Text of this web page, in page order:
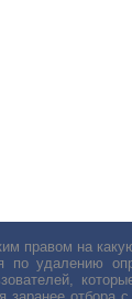
правом на
удалению